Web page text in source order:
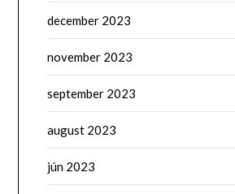
december 2023
november 2023
september 2023
august 2023
jún 2023